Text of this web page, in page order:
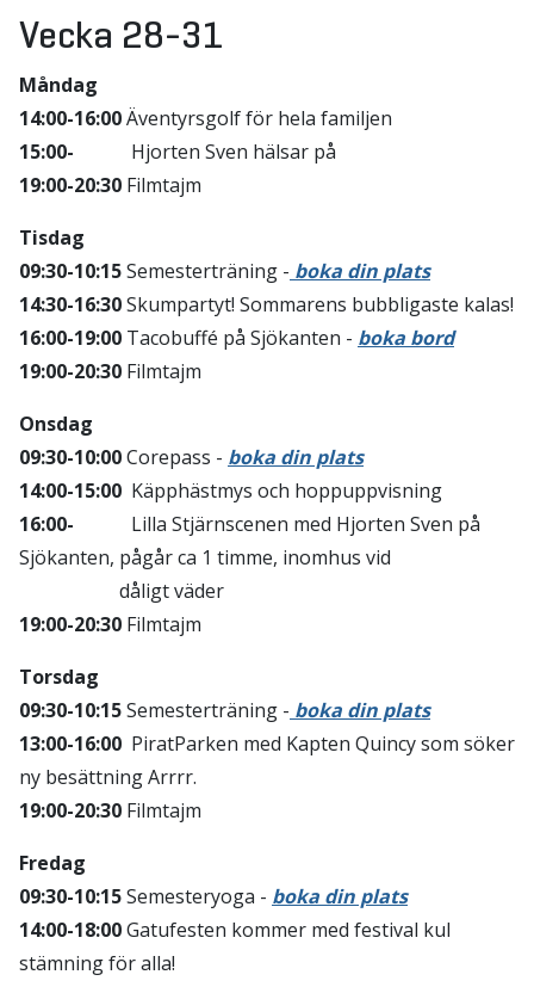
Vecka 28-31
Måndag
14:00-16:00Äventyrsgolf för hela familjen
15:00-
Hjorten Sven hälsar på
19:00-20:30 Filmtajm
Tisdag
09:30-10:15Semesterträning - boka din plats
14:30-16:30Skumpartyt! Sommarens bubbligaste kalas!
16:00-19:00 Tacobuffé på Sjökanten - boka bord
19:00-20:30 Filmtajm
Onsdag
09:30-10:00Corepass - boka din plats
14:00-15:00 Käpphästmys och hoppuppvisning
16:00-
Lilla Stjärnscenen med Hjorten Sven på
Sjökanten, pågår ca 1 timme, inomhus vid
dåligt väder
19:00-20:30 Filmtajm
Torsdag
09:30-10:15Semesterträning - boka din plats
13:00-16:00 PiratParken med Kapten Quincy som söker
ny besättning Arrrr.
19:00-20:30 Filmtajm
Fredag
09:30-10:15Semesteryoga - boka din plats
14:00-18:00Gatufesten kommer med festival kul
stämning för alla!